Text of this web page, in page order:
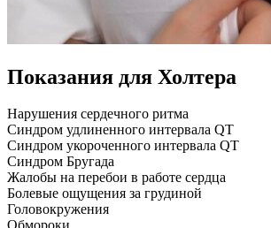
Показания для Холтера
Нарушения сердечного ритма
Синдром удлиненного интервала QT
Cиндром укороченного интервала QT
Синдром Бругада
Жалобы на перебои в работе сердца
Болевые ощущения за грудиной
Головокружения